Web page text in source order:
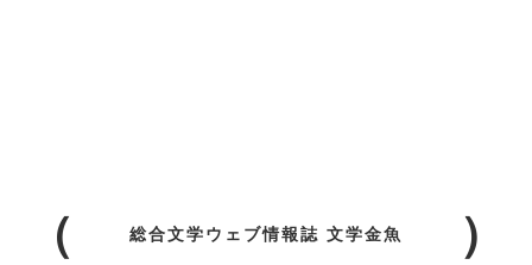
総合文学ウェブ情報誌 文学金魚